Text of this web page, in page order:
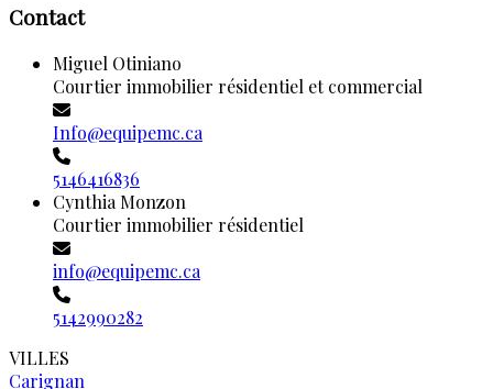
Contact
Miguel Otiniano
Courtier immobilier résidentiel et commercial
Info@equipemc.ca
5146416836
Cynthia Monzon
Courtier immobilier résidentiel
info@equipemc.ca
5142990282
VILLES
Carignan